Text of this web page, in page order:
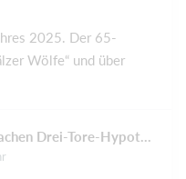
2025. Der 65-
Wölfe“ und über